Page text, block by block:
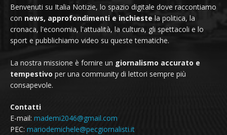
Benvenuti su Italia Notizie, lo spazio digitale dove raccontiamo
con news, approfondimenti e inchieste la politica, la
cronaca, l'economia, l'attualità, la cultura, gli spettacoli e lo
sport e pubblichiamo video su queste tematiche.
La nostra missione è fornire un giornalismo accurato e
tempestivo per una community di lettori sempre più
consapevole.
Contatti
E-mail: mademi2046@gmail.com
PEC: mariodemichele@pecgiornalisti.it